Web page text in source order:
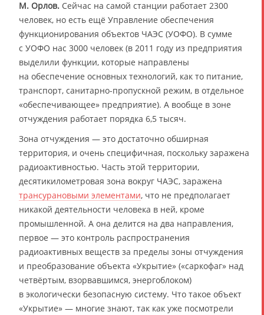
М. Орлов. Сейчас на самой станции работает 2300
человек, но есть ещё Управление обеспечения
функционирования объектов ЧАЭС (УОФО). В сумме
с УОФО нас 3000 человек (в 2011 году из предприятия
выделили функции, которые направлены
на обеспечение основных технологий, как то питание,
транспорт, санитарно-пропускной режим, в отдельное
«обеспечивающее» предприятие). А вообще в зоне
отчуждения работает порядка 6,5 тысяч.
Зона отчуждения — это достаточно обширная
территория, и очень специфичная, поскольку заражена
радиоактивностью. Часть этой территории,
десятикилометровая зона вокруг ЧАЭС, заражена
трансурановыми элементами, что не предполагает
никакой деятельности человека в ней, кроме
промышленной. А она делится на два направления,
первое — это контроль распространения
радиоактивных веществ за пределы зоны отчуждения
и преобразование объекта «Укрытие» («саркофаг» над
четвёртым, взорвавшимся, энергоблоком)
в экологически безопасную систему. Что такое объект
«Укрытие» — многие знают, так как уже посмотрели